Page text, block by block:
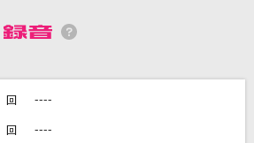
回 ----
回 ----